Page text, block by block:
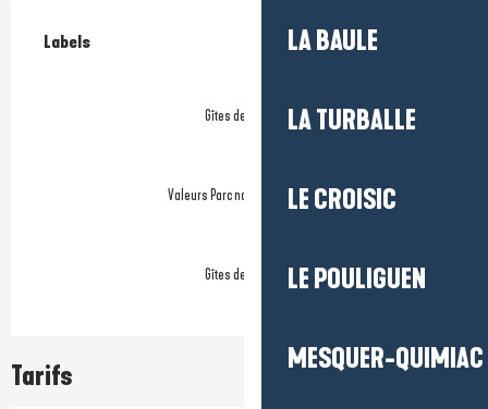
LA BAULE
LA TURBALLE
LE CROISIC
LE POULIGUEN
MESQUER-QUIMIAC
Offres de prestations
Labels
Labels
Gîtes de France
Valeurs Parc naturel de Brière
Gîtes de France
Tarifs